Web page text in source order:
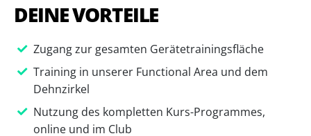
DEINE VORTEILE
Zugang zur gesamten Gerätetrainingsfläche
Training in unserer Functional Area und dem
Dehnzirkel
Nutzung des kompletten Kurs-Programmes,
online und im Club